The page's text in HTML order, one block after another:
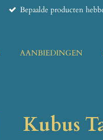
Bepaalde producten
AANBIEDINGEN
Kubus